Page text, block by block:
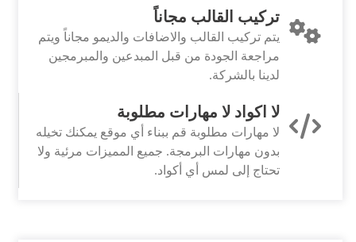
تركيب القالب مجاناً
يتم تركيب القالب والاضافات والديمو مجاناً ويتم
مراجعة الجودة من قبل المبدعين والمبرمجين
لدينا بالشركة.
لا اكواد لا مهارات مطلوبة
لا مهارات مطلوبة قم ببناء أي موقع يمكنك تخيله
بدون مهارات البرمجة. جميع المميزات مرئية ولا
تحتاج إلى لمس أي أكواد.